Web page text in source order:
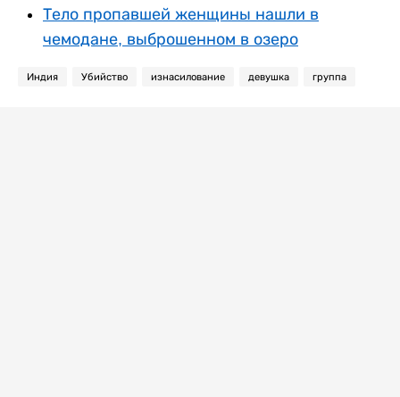
Тело пропавшей женщины нашли в
чемодане, выброшенном в озеро
Индия Убийство изнасилование девушка группа